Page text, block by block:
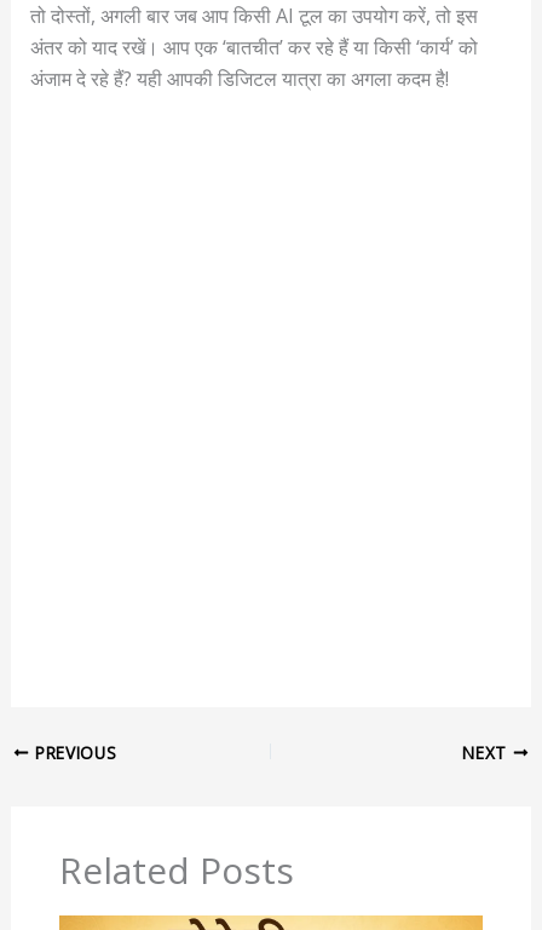
तो दोस्तों, अगली बार जब आप किसी AI टूल का उपयोग करें, तो इस
अंतर को याद रखें। आप एक ‘बातचीत’ कर रहे हैं या किसी ‘कार्य’ को
अंजाम दे रहे हैं? यही आपकी डिजिटल यात्रा का अगला कदम है!
PREVIOUS NEXT
Related Posts